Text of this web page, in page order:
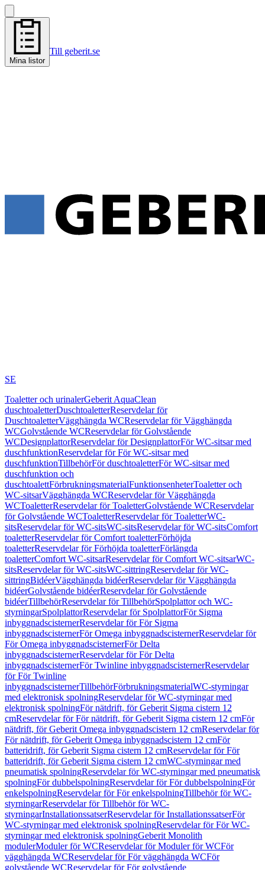
Mina listor
Till geberit.se
SE
Toaletter och urinalerGeberit AquaClean
duschtoaletterDuschtoaletterReservdelar för
DuschtoaletterVägghängda WCReservdelar för Vägghängda
WCGolvstående WCReservdelar för Golvstående
WCDesignplattorReservdelar för DesignplattorFör WC-sitsar med
duschfunktionReservdelar för För WC-sitsar med
duschfunktionTillbehörFör duschtoaletterFör WC-sitsar med
duschfunktion och
duschtoalettFörbrukningsmaterialFunktionsenheterToaletter och
WC-sitsarVägghängda WCReservdelar för Vägghängda
WCToaletterReservdelar för ToaletterGolvstående WCReservdelar
för Golvstående WCToaletterReservdelar för ToaletterWC-
sitsReservdelar för WC-sitsWC-sitsReservdelar för WC-sitsComfort
toaletterReservdelar för Comfort toaletterFörhöjda
toaletterReservdelar för Förhöjda toaletterFörlängda
toaletterComfort WC-sitsarReservdelar för Comfort WC-sitsarWC-
sitsReservdelar för WC-sitsWC-sittringReservdelar för WC-
sittringBidéerVägghängda bidéerReservdelar för Vägghängda
bidéerGolvstående bidéerReservdelar för Golvstående
bidéerTillbehörReservdelar för TillbehörSpolplattor och WC-
styrningarSpolplattorReservdelar för SpolplattorFör Sigma
inbyggnadscisternerReservdelar för För Sigma
inbyggnadscisternerFör Omega inbyggnadscisternerReservdelar för
För Omega inbyggnadscisternerFör Delta
inbyggnadscisternerReservdelar för För Delta
inbyggnadscisternerFör Twinline inbyggnadscisternerReservdelar
för För Twinline
inbyggnadscisternerTillbehörFörbrukningsmaterialWC-styrningar
med elektronisk spolningReservdelar för WC-styrningar med
elektronisk spolningFör nätdrift, för Geberit Sigma cistern 12
cmReservdelar för För nätdrift, för Geberit Sigma cistern 12 cmFör
nätdrift, för Geberit Omega inbyggnadscistern 12 cmReservdelar för
För nätdrift, för Geberit Omega inbyggnadscistern 12 cmFör
batteridrift, för Geberit Sigma cistern 12 cmReservdelar för För
batteridrift, för Geberit Sigma cistern 12 cmWC-styrningar med
pneumatisk spolningReservdelar för WC-styrningar med pneumatisk
spolningFör dubbelspolningReservdelar för För dubbelspolningFör
enkelspolningReservdelar för För enkelspolningTillbehör för WC-
styrningarReservdelar för Tillbehör för WC-
styrningarInstallationssatserReservdelar för InstallationssatserFör
WC-styrningar med elektronisk spolningReservdelar för För WC-
styrningar med elektronisk spolningGeberit Monolith
modulerModuler för WCReservdelar för Moduler för WCFör
vägghängda WCReservdelar för För vägghängda WCFör
golvstående WCReservdelar för För golvstående